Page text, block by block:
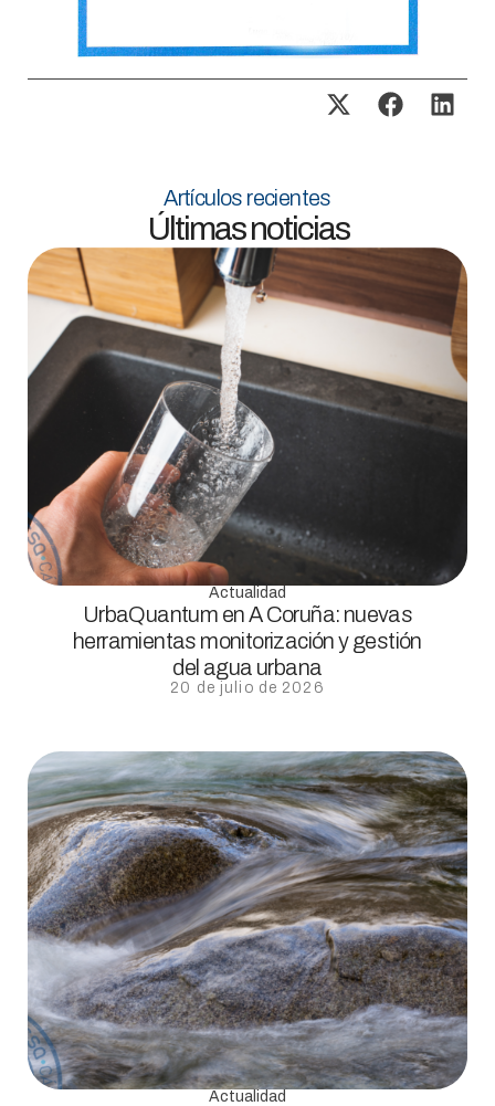
Artículos recientes
Últimas noticias
Actualidad
UrbaQuantum en A Coruña: nuevas
herramientas monitorización y gestión
del agua urbana
20 de julio de 2026
Actualidad